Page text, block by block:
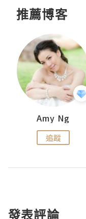
推薦博客
Amy Ng
追蹤
發表評論